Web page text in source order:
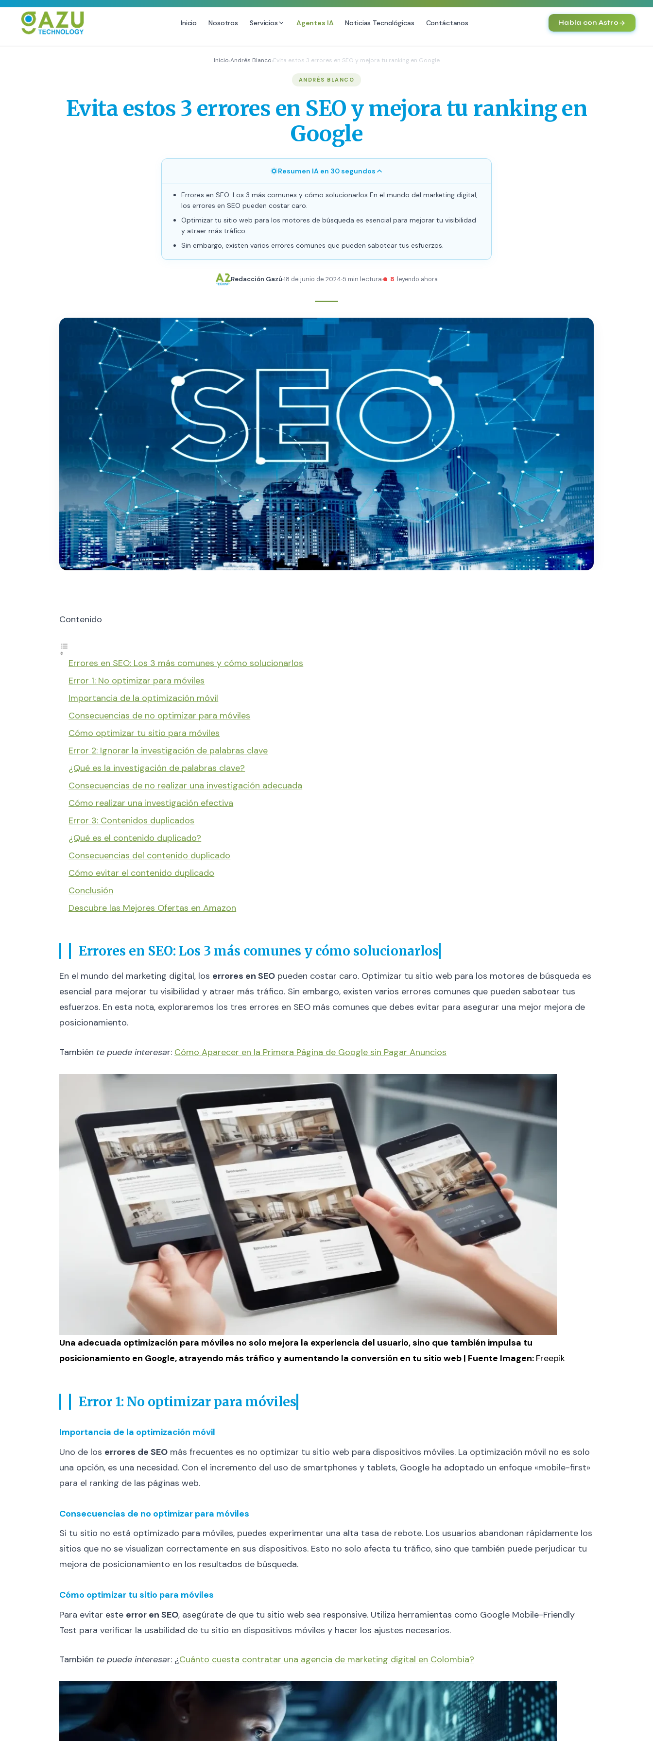
Inicio Nosotros Servicios Agentes IA Noticias Tecnológicas Contáctanos Habla con Astro
Publicidad Digital
Growth Youtube ↗
Diseño Web Premium
Consultoría SEO
SEO Local Avanzado
SEO para E-commerce
Link Building Premium
Chatbot Multicanal
Automatización Inteligente
Inicio›Andrés Blanco›Evita estos 3 errores en SEO y mejora tu ranking en Google
ANDRÉS BLANCO
Evita estos 3 errores en SEO y mejora tu ranking en
Google
Resumen IA en 30 segundos
Errores en SEO: Los 3 más comunes y cómo solucionarlos En el mundo del marketing digital,
los errores en SEO pueden costar caro.
Optimizar tu sitio web para los motores de búsqueda es esencial para mejorar tu visibilidad
y atraer más tráfico.
Sin embargo, existen varios errores comunes que pueden sabotear tus esfuerzos.
Redacción Gazú 18 de junio de 2024 5 min lectura 8 leyendo ahora
Contenido
Errores en SEO: Los 3 más comunes y cómo solucionarlos
Error 1: No optimizar para móviles
Importancia de la optimización móvil
Consecuencias de no optimizar para móviles
Cómo optimizar tu sitio para móviles
Error 2: Ignorar la investigación de palabras clave
¿Qué es la investigación de palabras clave?
Consecuencias de no realizar una investigación adecuada
Cómo realizar una investigación efectiva
Error 3: Contenidos duplicados
¿Qué es el contenido duplicado?
Consecuencias del contenido duplicado
Cómo evitar el contenido duplicado
Conclusión
Descubre las Mejores Ofertas en Amazon
Errores en SEO: Los 3 más comunes y cómo solucionarlos
En el mundo del marketing digital, los errores en SEO pueden costar caro. Optimizar tu sitio web para los motores de búsqueda es
esencial para mejorar tu visibilidad y atraer más tráfico. Sin embargo, existen varios errores comunes que pueden sabotear tus
esfuerzos. En esta nota, exploraremos los tres errores en SEO más comunes que debes evitar para asegurar una mejor mejora de
posicionamiento.
También te puede interesar: Cómo Aparecer en la Primera Página de Google sin Pagar Anuncios
Una adecuada optimización para móviles no solo mejora la experiencia del usuario, sino que también impulsa tu
posicionamiento en Google, atrayendo más tráfico y aumentando la conversión en tu sitio web | Fuente Imagen: Freepik
Error 1: No optimizar para móviles
Importancia de la optimización móvil
Uno de los errores de SEO más frecuentes es no optimizar tu sitio web para dispositivos móviles. La optimización móvil no es solo
una opción, es una necesidad. Con el incremento del uso de smartphones y tablets, Google ha adoptado un enfoque «mobile-first»
para el ranking de las páginas web.
Consecuencias de no optimizar para móviles
Si tu sitio no está optimizado para móviles, puedes experimentar una alta tasa de rebote. Los usuarios abandonan rápidamente los
sitios que no se visualizan correctamente en sus dispositivos. Esto no solo afecta tu tráfico, sino que también puede perjudicar tu
mejora de posicionamiento en los resultados de búsqueda.
Cómo optimizar tu sitio para móviles
Para evitar este error en SEO, asegúrate de que tu sitio web sea responsive. Utiliza herramientas como Google Mobile-Friendly
Test para verificar la usabilidad de tu sitio en dispositivos móviles y hacer los ajustes necesarios.
También te puede interesar: ¿Cuánto cuesta contratar una agencia de marketing digital en Colombia?